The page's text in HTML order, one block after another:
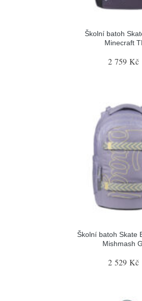
Školní batoh
Minecraft
2 759 Kč
Školní batoh Skate
Mishmash
2 529 Kč